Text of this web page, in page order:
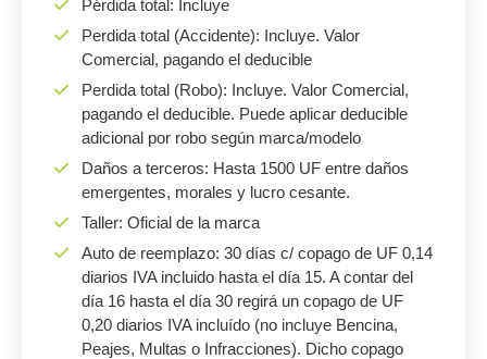
Pérdida total: Incluye
Perdida total (Accidente): Incluye. Valor
Comercial, pagando el deducible
Perdida total (Robo): Incluye. Valor Comercial,
pagando el deducible. Puede aplicar deducible
adicional por robo según marca/modelo
Daños a terceros: Hasta 1500 UF entre daños
emergentes, morales y lucro cesante.
Taller: Oficial de la marca
Auto de reemplazo: 30 días c/ copago de UF 0,14
diarios IVA incluido hasta el día 15. A contar del
día 16 hasta el día 30 regirá un copago de UF
0,20 diarios IVA incluído (no incluye Bencina,
Peajes, Multas o Infracciones). Dicho copago